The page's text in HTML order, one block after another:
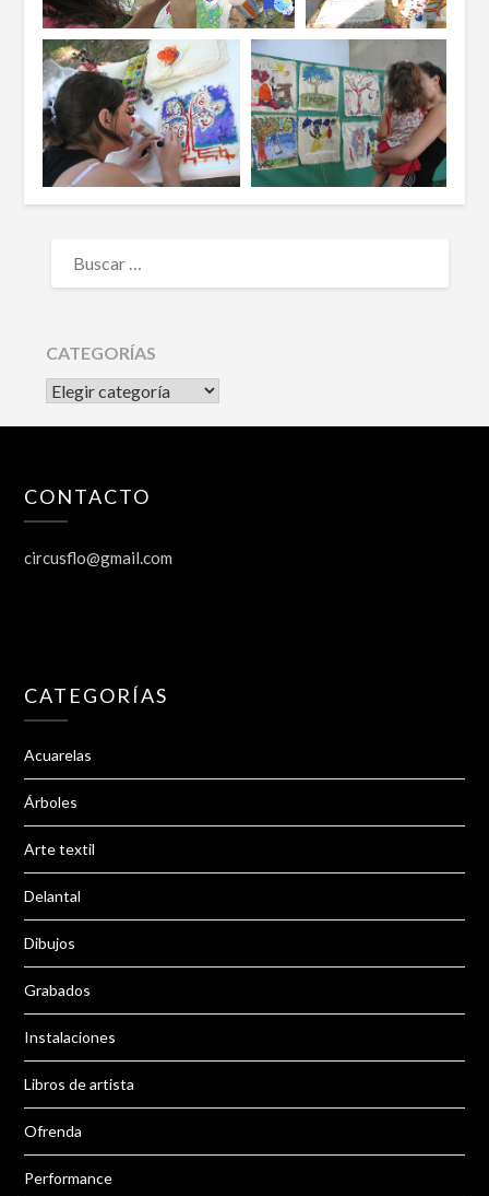
CATEGORÍAS
CATEGORÍAS
CONTACTO
circusflo@gmail.com
CATEGORÍAS
Acuarelas
Árboles
Arte textil
Delantal
Dibujos
Grabados
Instalaciones
Libros de artista
Ofrenda
Performance